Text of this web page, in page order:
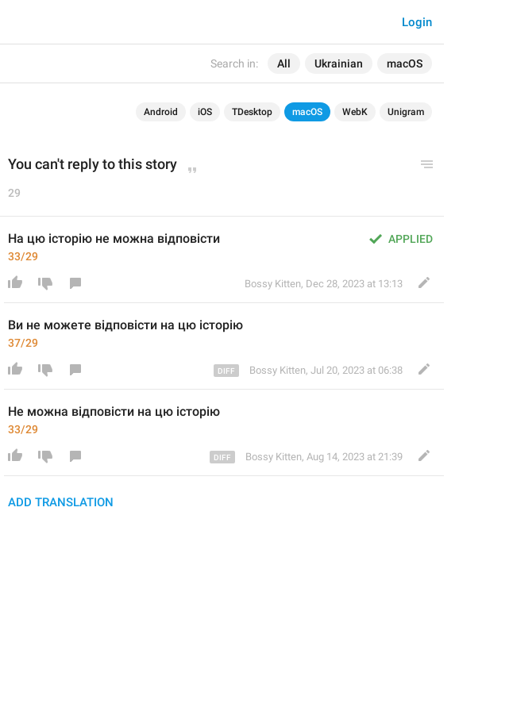
Search in: All Ukrainian macOS
Login
Android iOS TDesktop macOS WebK Unigram
You can't reply to this story
29
APPLIED
На цю історію не можна відповісти
33/29
Bossy Kitten, Dec 28, 2023 at 13:13
Ви не можете відповісти на цю історію
37/29
Bossy Kitten, Jul 20, 2023 at 06:38
Не можна відповісти на цю історію
33/29
Bossy Kitten, Aug 14, 2023 at 21:39
ADD TRANSLATION